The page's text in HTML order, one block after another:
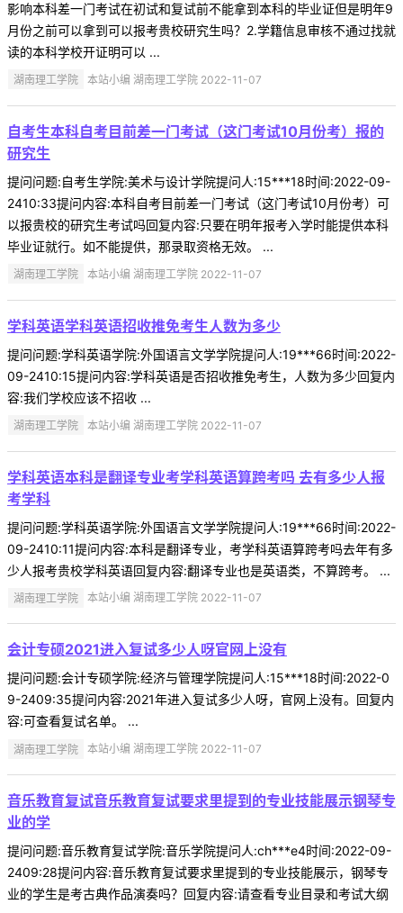
影响本科差一门考试在初试和复试前不能拿到本科的毕业证但是明年9
月份之前可以拿到可以报考贵校研究生吗？2.学籍信息审核不通过找就
读的本科学校开证明可以 ...
湖南理工学院 本站小编 湖南理工学院 2022-11-07
自考生本科自考目前差一门考试（这门考试10月份考）报的
研究生
提问问题:自考生学院:美术与设计学院提问人:15***18时间:2022-09-
2410:33提问内容:本科自考目前差一门考试（这门考试10月份考）可
以报贵校的研究生考试吗回复内容:只要在明年报考入学时能提供本科
毕业证就行。如不能提供，那录取资格无效。 ...
湖南理工学院 本站小编 湖南理工学院 2022-11-07
学科英语学科英语招收推免考生人数为多少
提问问题:学科英语学院:外国语言文学学院提问人:19***66时间:2022-
09-2410:15提问内容:学科英语是否招收推免考生，人数为多少回复内
容:我们学校应该不招收 ...
湖南理工学院 本站小编 湖南理工学院 2022-11-07
学科英语本科是翻译专业考学科英语算跨考吗 去有多少人报
考学科
提问问题:学科英语学院:外国语言文学学院提问人:19***66时间:2022-
09-2410:11提问内容:本科是翻译专业，考学科英语算跨考吗去年有多
少人报考贵校学科英语回复内容:翻译专业也是英语类，不算跨考。 ...
湖南理工学院 本站小编 湖南理工学院 2022-11-07
会计专硕2021进入复试多少人呀官网上没有
提问问题:会计专硕学院:经济与管理学院提问人:15***18时间:2022-0
9-2409:35提问内容:2021年进入复试多少人呀，官网上没有。回复内
容:可查看复试名单。 ...
湖南理工学院 本站小编 湖南理工学院 2022-11-07
音乐教育复试音乐教育复试要求里提到的专业技能展示钢琴专
业的学
提问问题:音乐教育复试学院:音乐学院提问人:ch***e4时间:2022-09-
2409:28提问内容:音乐教育复试要求里提到的专业技能展示，钢琴专
业的学生是考古典作品演奏吗？回复内容:请查看专业目录和考试大纲